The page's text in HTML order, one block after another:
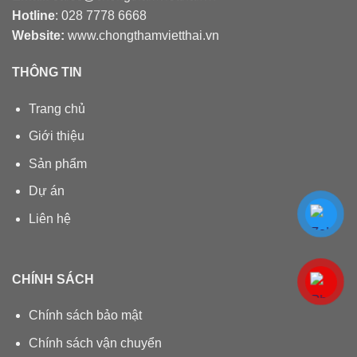
Hotline: 028 7778 6668
Website: www.chongthamvietthai.vn
THÔNG TIN
Trang chủ
Giới thiệu
Sản phẩm
Dự án
Liên hệ
CHÍNH SÁCH
Chính sách bảo mật
Chính sách vận chuyển